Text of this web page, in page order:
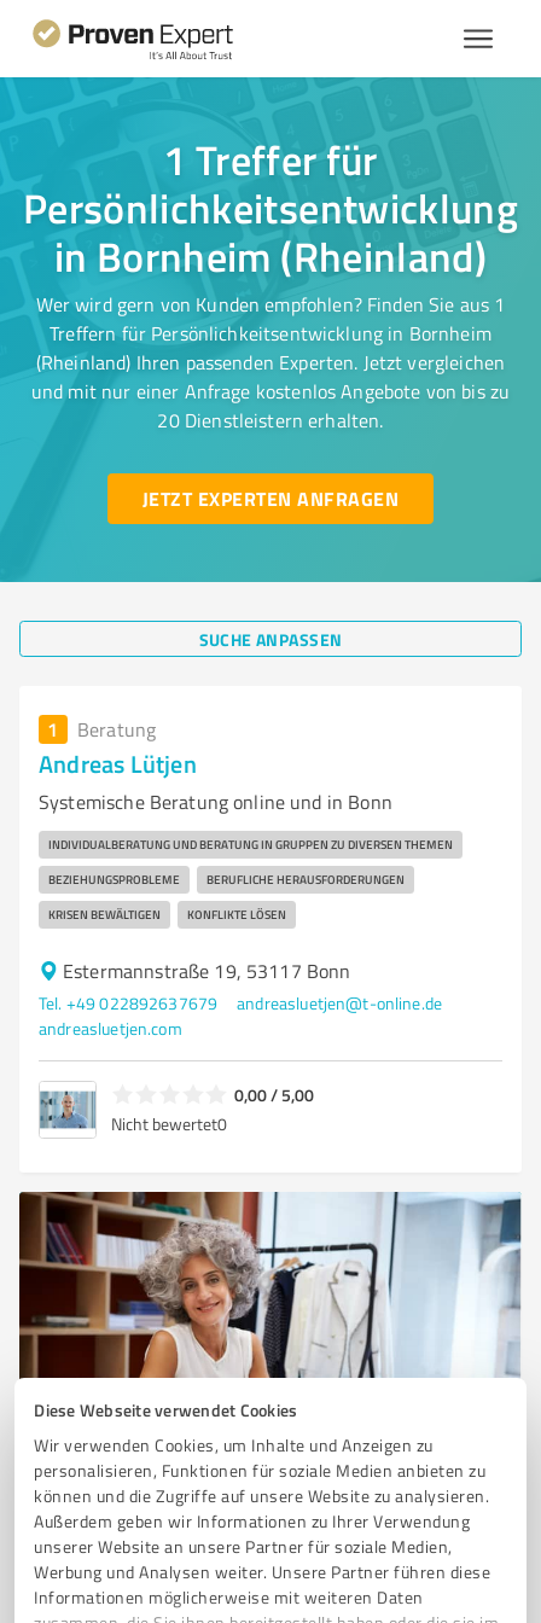
Diese Webseite verwendet Cookies
Wir verwenden Cookies, um Inhalte und Anzeigen zu
personalisieren, Funktionen für soziale Medien anbieten zu
können und die Zugriffe auf unsere Website zu analysieren.
Außerdem geben wir Informationen zu Ihrer Verwendung
unserer Website an unsere Partner für soziale Medien,
Werbung und Analysen weiter. Unsere Partner führen diese
Informationen möglicherweise mit weiteren Daten
1 Treffer für
Persönlichkeitsentwicklung
in Bornheim (Rheinland)
Wer wird gern von Kunden empfohlen? Finden Sie aus 1
Treffern für Persönlichkeitsentwicklung in Bornheim
(Rheinland) Ihren passenden Experten. Jetzt vergleichen
und mit nur einer Anfrage kostenlos Angebote von bis zu
20 Dienstleistern erhalten.
JETZT EXPERTEN ANFRAGEN
SUCHE ANPASSEN
1 Beratung
Andreas Lütjen
Systemische Beratung online und in Bonn
INDIVIDUALBERATUNG UND BERATUNG IN GRUPPEN ZU DIVERSEN THEMEN
BEZIEHUNGSPROBLEME BERUFLICHE HERAUSFORDERUNGEN
KRISEN BEWÄLTIGEN KONFLIKTE LÖSEN
Estermannstraße 19, 53117 Bonn
Tel. +49 022892637679
andreasluetjen@t-online.de
andreasluetjen.com
0,00 / 5,00
Nicht bewertet0
Sie möchten auch hier gelistet werden?
Registrieren Sie sich jetzt und werden Sie ein von
Kunden empfohlener ProvenExpert!